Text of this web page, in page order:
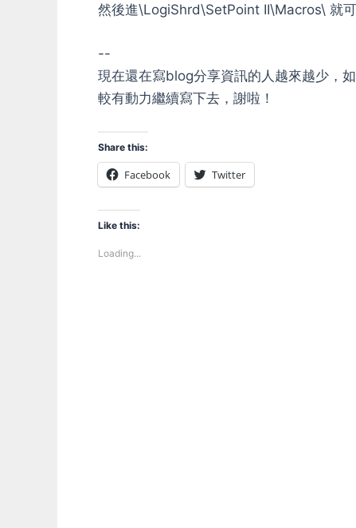
然後進\LogiShrd\SetPoint II\Macros\ 就可
--
現在還在寫blog分享資訊的人越來越少，
較有動力繼續寫下去，謝啦！
Share this:
Facebook Twitter
Like this:
Loading...